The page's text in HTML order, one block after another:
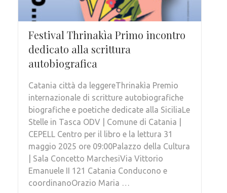
Festival Thrinakìa Primo incontro
dedicato alla scrittura
autobiografica
Catania città da leggereThrinakìa Premio
internazionale di scritture autobiografiche
biografiche e poetiche dedicate alla SiciliaLe
Stelle in Tasca ODV | Comune di Catania |
CEPELL Centro per il libro e la lettura 31
maggio 2025 ore 09:00Palazzo della Cultura
| Sala Concetto MarchesiVia Vittorio
Emanuele II 121 Catania Conducono e
coordinanoOrazio Maria …